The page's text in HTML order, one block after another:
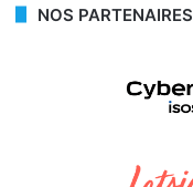
NOS PARTENAIRES